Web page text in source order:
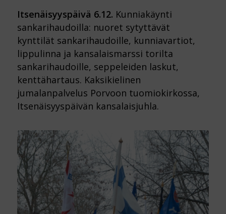
Itsenäisyyspäivä 6.12. Kunniakäynti
sankarihaudoilla: nuoret sytyttävät
kynttilät sankarihaudoille, kunniavartiot,
lippulinna ja kansalaismarssi torilta
sankarihaudoille, seppeleiden laskut,
kenttähartaus. Kaksikielinen
jumalanpalvelus Porvoon tuomiokirkossa,
Itsenäisyyspäivän kansalaisjuhla.